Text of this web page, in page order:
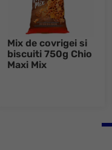
Mix de covrigei si
biscuiti 750g Chio
Maxi Mix